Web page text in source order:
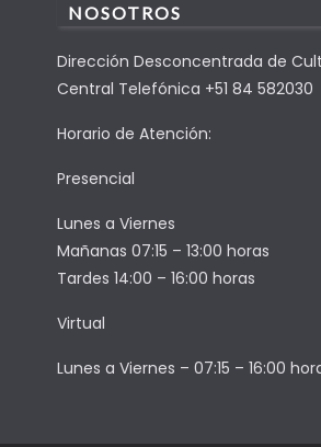
NOSOTROS
Dirección Desconcentrada de
Central Telefónica +51 84 582030
Horario de Atención:
Presencial
Lunes a Viernes
Mañanas 07:15 – 13:00 horas
Tardes 14:00 – 16:00 horas
Virtual
Lunes a Viernes – 07:15 – 16:00